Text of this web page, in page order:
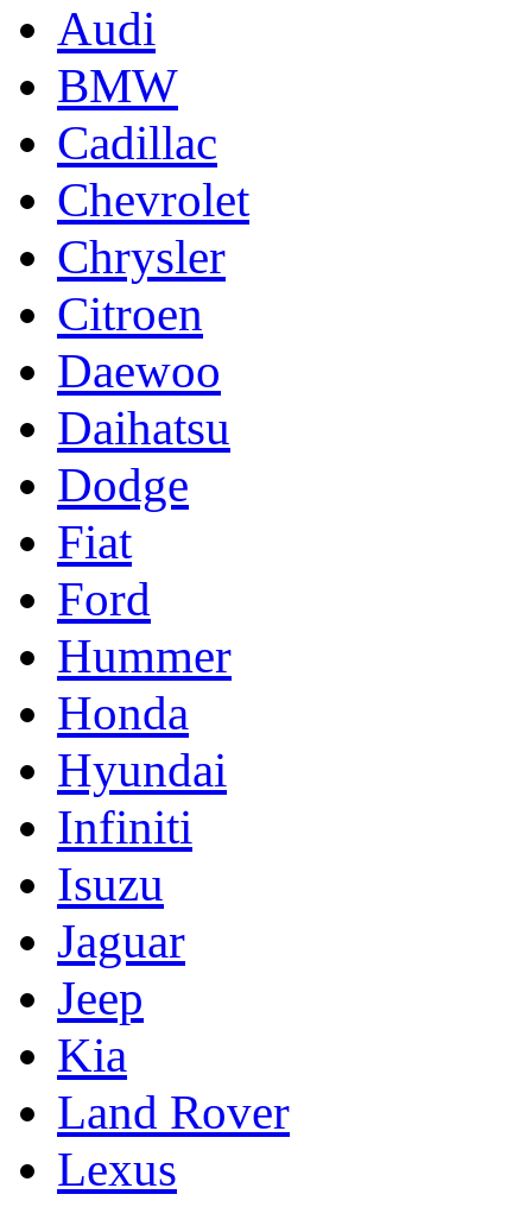
Audi
BMW
Cadillac
Chevrolet
Chrysler
Citroen
Daewoo
Daihatsu
Dodge
Fiat
Ford
Hummer
Honda
Hyundai
Infiniti
Isuzu
Jaguar
Jeep
Kia
Land Rover
Lexus